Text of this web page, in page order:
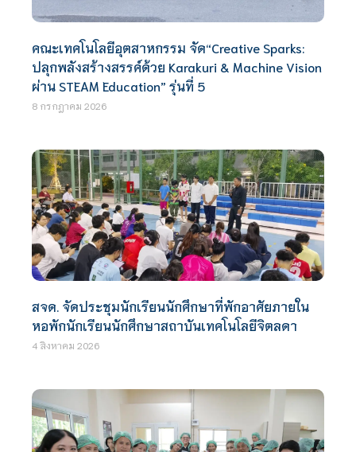
คณะเทคโนโลยีอุตสาหกรรม จัด“Creative Sparks:
ปลุกพลังสร้างสรรค์ด้วย Karakuri & Machine Vision
ผ่าน STEAM Education” รุ่นที่ 5
8 กรกฎาคม 2026
สจด. จัดประชุมนักเรียนนักศึกษาที่พักอาศัยภายใน
หอพักนักเรียนนักศึกษาสถาบันเทคโนโลยีจิตลดา
4 สิงหาคม 2026